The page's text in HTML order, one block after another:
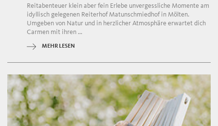
Reitabenteuer klein aber fein Erlebe unvergessliche Momente am
idyllisch gelegenen Reiterhof Matunschmiedhof in Mölten.
Umgeben von Natur und in herzlicher Atmosphäre erwartet dich
Carmen mit ihren ...
MEHR LESEN